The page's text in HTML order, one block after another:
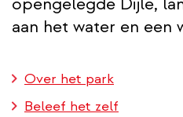
aan het water en een
Over het park
Beleef het zelf